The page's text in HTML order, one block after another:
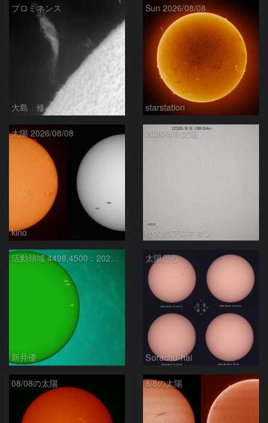
プロミネンス
大島 修
Sun 2026/08/08
starstation
太陽 2026/08/08
kino
2026/8/8 太陽
小犬のプロキオン
活動領域 4498,4500：2026/08/08
新井優
太陽黒点
Sorachu-hai
08/08の太陽 8/8の太陽